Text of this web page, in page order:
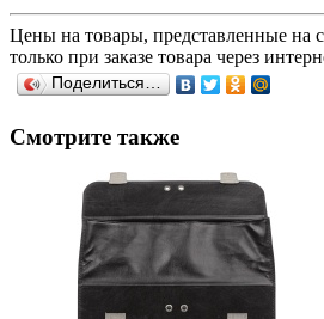
Цены на товары, представленные на
только при заказе товара через
Поделиться…
Смотрите также